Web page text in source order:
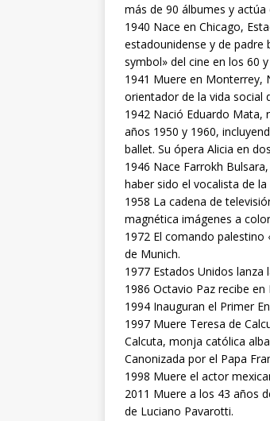
más de 90 álbumes y actúa
1940 Nace en Chicago,
estadounidense y de padre
symbol» del cine en los 60 y
1941 Muere en Monterrey,
orientador de la vida social
1942 Nació Eduardo Mata,
años 1950 y 1960,
ballet. Su ópera Alicia en
1946 Nace Farrokh
haber sido el vocalista de la
1958 La cadena de
magnética imágenes a
1972 El comando palestino
de Munich.
1977 Estados Unidos lanza
1986 Octavio Paz recibe en
1994 Inauguran el Primer
1997 Muere Teresa de
Calcuta, monja católica
Canonizada por el Papa
1998 Muere el actor
2011 Muere a los 43 años
de Luciano Pavarotti.